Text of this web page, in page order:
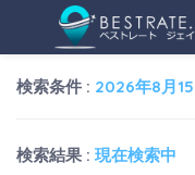
検索条件 : 2026年8月
検索結果 : 現在検索中